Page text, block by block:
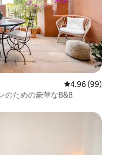
レビュー99件
4.96 (99)
のための豪華なB&B